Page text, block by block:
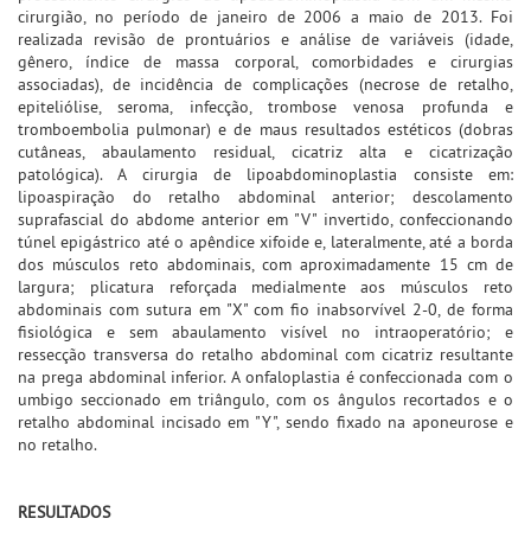
cirurgião, no período de janeiro de 2006 a maio de 2013. Foi
realizada revisão de prontuários e análise de variáveis (idade,
gênero, índice de massa corporal, comorbidades e cirurgias
associadas), de incidência de complicações (necrose de retalho,
epiteliólise, seroma, infecção, trombose venosa profunda e
tromboembolia pulmonar) e de maus resultados estéticos (dobras
cutâneas, abaulamento residual, cicatriz alta e cicatrização
patológica). A cirurgia de lipoabdominoplastia consiste em:
lipoaspiração do retalho abdominal anterior; descolamento
suprafascial do abdome anterior em "V" invertido, confeccionando
túnel epigástrico até o apêndice xifoide e, lateralmente, até a borda
dos músculos reto abdominais, com aproximadamente 15 cm de
largura; plicatura reforçada medialmente aos músculos reto
abdominais com sutura em "X" com fio inabsorvível 2-0, de forma
fisiológica e sem abaulamento visível no intraoperatório; e
ressecção transversa do retalho abdominal com cicatriz resultante
na prega abdominal inferior. A onfaloplastia é confeccionada com o
umbigo seccionado em triângulo, com os ângulos recortados e o
retalho abdominal incisado em "Y", sendo fixado na aponeurose e
no retalho.
RESULTADOS